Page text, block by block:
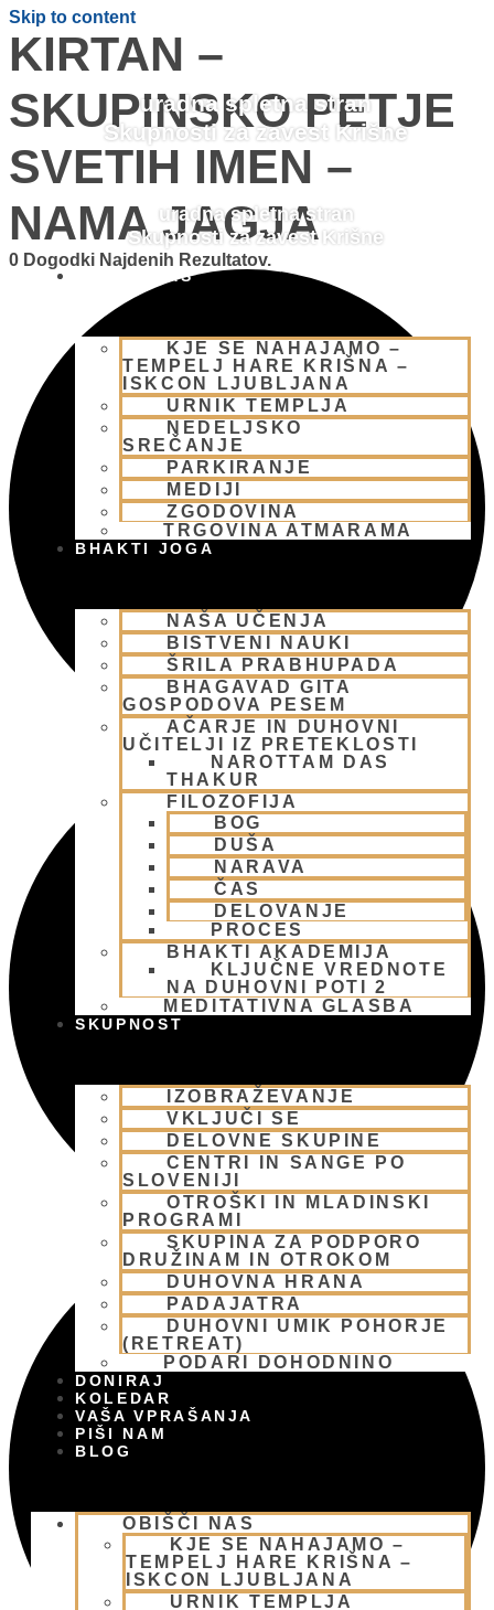
Skip to content
uradna spletna stran
Skupnosti za zavest Krišne
uradna spletna stran
Skupnosti za zavest Krišne
OBIŠČI NAS
KJE SE NAHAJAMO –
TEMPELJ HARE KRIŠNA –
ISKCON LJUBLJANA
URNIK TEMPLJA
NEDELJSKO
SREČANJE
PARKIRANJE
MEDIJI
ZGODOVINA
TRGOVINA ATMARAMA
BHAKTI JOGA
NAŠA UČENJA
BISTVENI NAUKI
ŠRILA PRABHUPADA
BHAGAVAD GITA
GOSPODOVA PESEM
AČARJE IN DUHOVNI
UČITELJI IZ PRETEKLOSTI
NAROTTAM DAS
THAKUR
FILOZOFIJA
BOG
DUŠA
NARAVA
ČAS
DELOVANJE
PROCES
BHAKTI AKADEMIJA
KLJUČNE VREDNOTE
NA DUHOVNI POTI 2
MEDITATIVNA GLASBA
SKUPNOST
IZOBRAŽEVANJE
VKLJUČI SE
DELOVNE SKUPINE
CENTRI IN SANGE PO
SLOVENIJI
OTROŠKI IN MLADINSKI
PROGRAMI
SKUPINA ZA PODPORO
DRUŽINAM IN OTROKOM
DUHOVNA HRANA
PADAJATRA
DUHOVNI UMIK POHORJE
(RETREAT)
PODARI DOHODNINO
DONIRAJ
KOLEDAR
VAŠA VPRAŠANJA
PIŠI NAM
BLOG
OBIŠČI NAS
KJE SE NAHAJAMO –
TEMPELJ HARE KRIŠNA –
ISKCON LJUBLJANA
URNIK TEMPLJA
KIRTAN –
SKUPINSKO PETJE
SVETIH IMEN –
NAMA JAGJA
0 Dogodki Najdenih Rezultatov.